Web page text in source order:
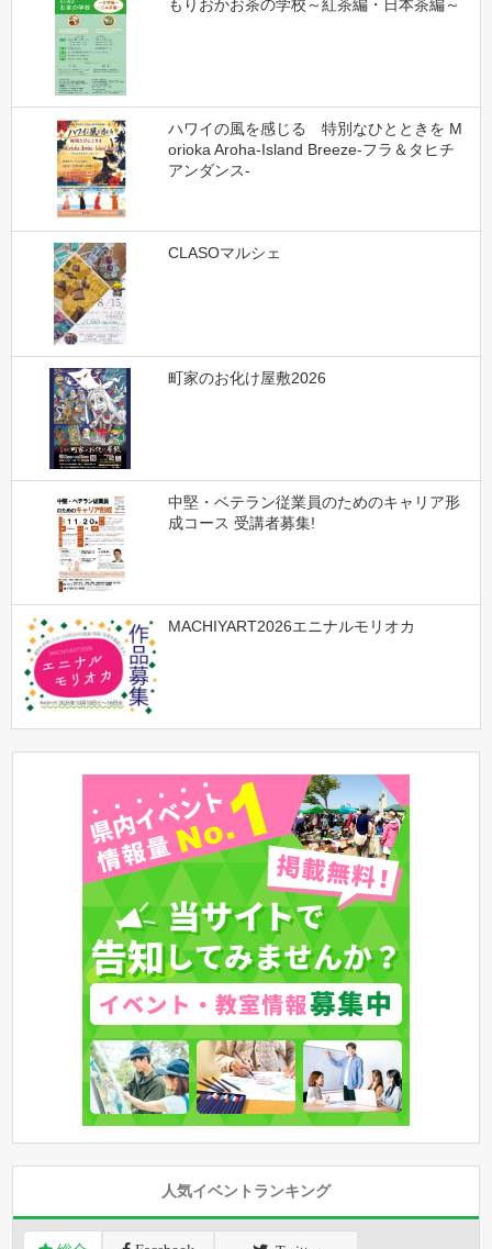
もりおかお茶の学校～紅茶編・日本茶編～
ハワイの風を感じる 特別なひとときを M
orioka Aroha-Island Breeze-フラ＆タヒチ
アンダンス-
CLASOマルシェ
町家のお化け屋敷2026
中堅・ベテラン従業員のためのキャリア形
成コース 受講者募集!
MACHIYART2026エニナルモリオカ
人気イベントランキング